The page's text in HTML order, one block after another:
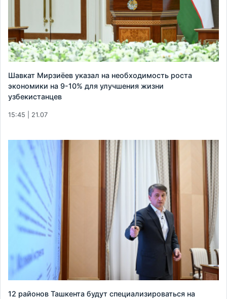
Шавкат Мирзиёев указал на необходимость роста
экономики на 9-10% для улучшения жизни
узбекистанцев
15:45 | 21.07
12 районов Ташкента будут специализироваться на